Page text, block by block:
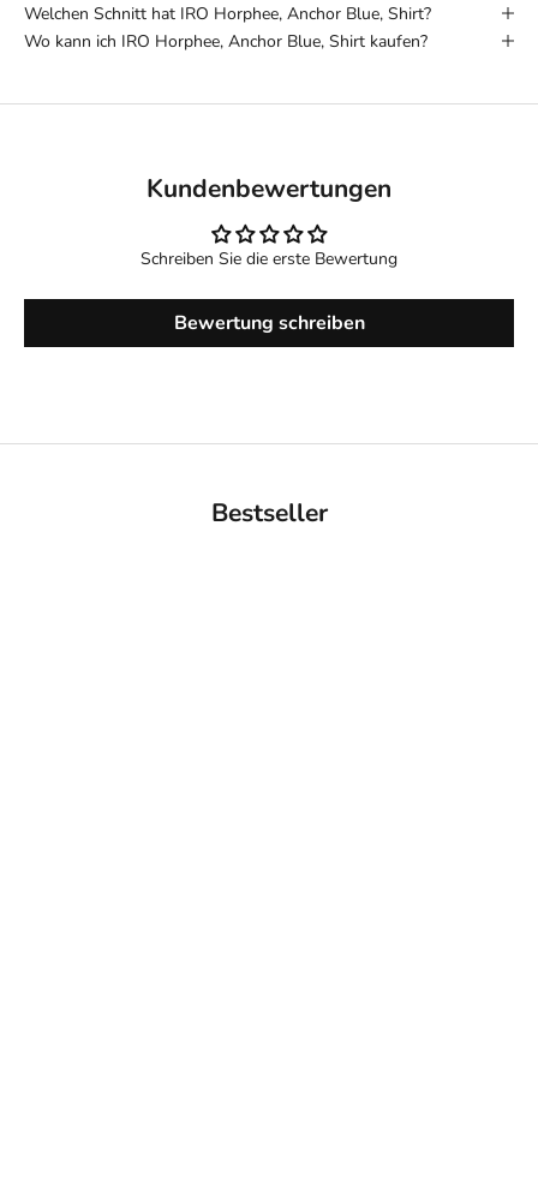
Welchen Schnitt hat IRO Horphee, Anchor Blue, Shirt?
Wo kann ich IRO Horphee, Anchor Blue, Shirt kaufen?
Kundenbewertungen
Schreiben Sie die erste Bewertung
Bewertung schreiben
Bestseller